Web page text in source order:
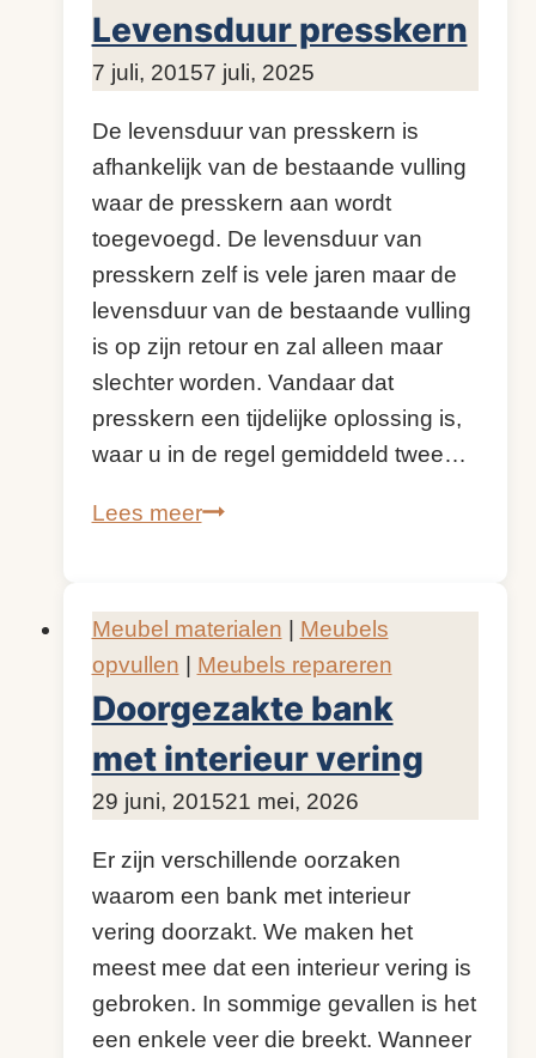
het
verschil?
Levensduur presskern
DoorKijkopMeubelen.nl
7 juli, 20157 juli, 2025
De levensduur van presskern is
afhankelijk van de bestaande vulling
waar de presskern aan wordt
toegevoegd. De levensduur van
presskern zelf is vele jaren maar de
levensduur van de bestaande vulling
is op zijn retour en zal alleen maar
slechter worden. Vandaar dat
presskern een tijdelijke oplossing is,
waar u in de regel gemiddeld twee…
Lees meerLevensduur
Meubel materialen
Meubels
opvullen
Meubels repareren
Doorgezakte bank
met interieur vering
DoorKijkopMeubelen.nl
29 juni, 201521 mei, 2026
Er zijn verschillende oorzaken
waarom een bank met interieur
vering doorzakt. We maken het
meest mee dat een interieur vering is
gebroken. In sommige gevallen is het
een enkele veer die breekt. Wanneer